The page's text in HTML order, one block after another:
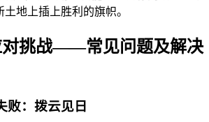
地上插上胜利的旗帜。
对挑战——常见问题及解决
败：拨云见日